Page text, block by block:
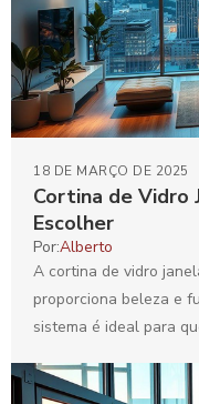
Cortina de Vidro
Escolher
18 DE MARÇO DE 2025
Por:Alberto
A cortina de vidro
proporciona beleza e
sistema é ideal para